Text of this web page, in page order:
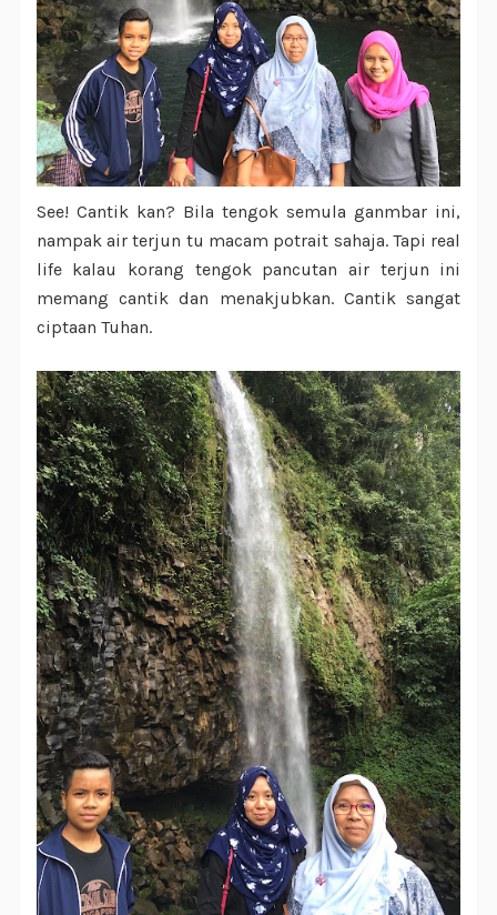
See! Cantik kan? Bila tengok semula ganmbar ini,
nampak air terjun tu macam potrait sahaja. Tapi real
life kalau korang tengok pancutan air terjun ini
memang cantik dan menakjubkan. Cantik sangat
ciptaan Tuhan.